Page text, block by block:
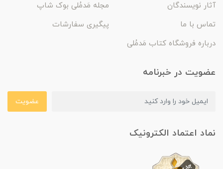
آثار نویسندگان
مجله مَدمُلی بوک شاپ
تماس با ما
پیگیری سفارشات
درباره فروشگاه کتاب مَدمُلی
عضویت در خبرنامه
عضویت
نماد اعتماد الکترونیک